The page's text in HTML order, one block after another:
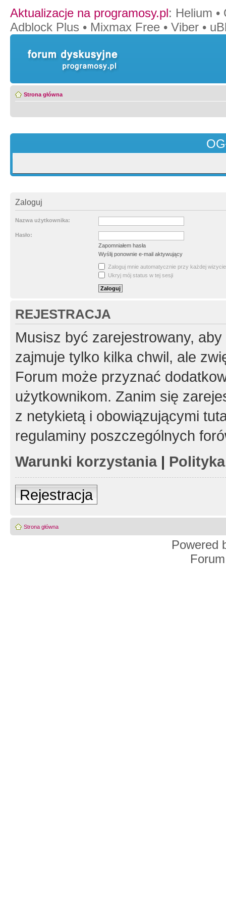
Aktualizacje na programosy.pl: Helium •
Adblock Plus • Mixmax Free • Viber •
Strona główna
Zaloguj
Nazwa użytkownika:
Hasło:
Zapomniałem hasła
Wyślij ponownie e-mail aktywujący
Zaloguj mnie automatycznie przy każdej wizycie
Ukryj mój status w tej sesji
REJESTRACJA
Musisz być zarejestrowany,
zajmuje tylko kilka chwil, ale
Forum może przyznać
użytkownikom. Zanim się
z netykietą i obowiązującymi
regulaminy poszczególnych
Warunki korzystania|
Rejestracja
Strona główna
Powered